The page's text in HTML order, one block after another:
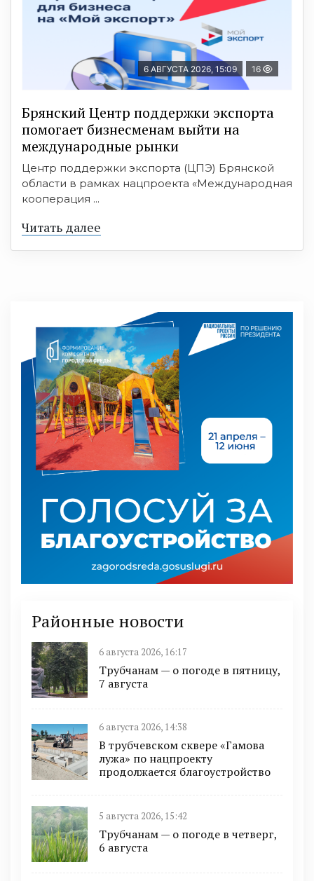
6 АВГУСТА 2026, 15:09 16
Брянский Центр поддержки экспорта
помогает бизнесменам выйти на
международные рынки
Центр поддержки экспорта (ЦПЭ) Брянской
области в рамках нацпроекта «Международная
кооперация ...
Читать далее
Районные новости
6 августа 2026, 16:17
Трубчанам — о погоде в пятницу,
7 августа
6 августа 2026, 14:38
В трубчевском сквере «Гамова
лужа» по нацпроекту
продолжается благоустройство
5 августа 2026, 15:42
Трубчанам — о погоде в четверг,
6 августа